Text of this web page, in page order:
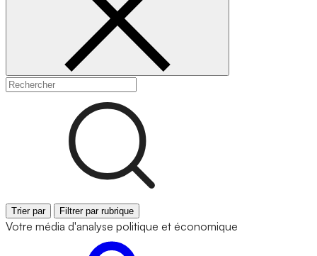
Trier par Filtrer par rubrique
Votre média d'analyse politique et économique